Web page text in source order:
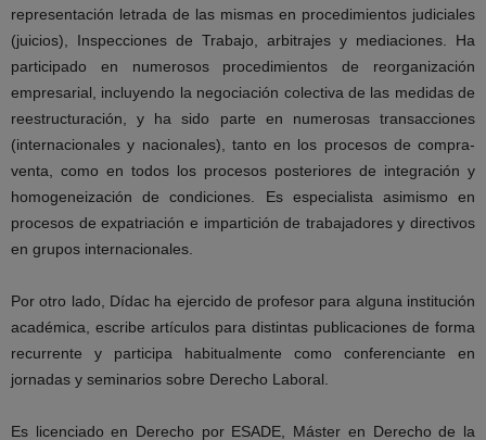
representación letrada de las mismas en procedimientos judiciales
(juicios), Inspecciones de Trabajo, arbitrajes y mediaciones. Ha
participado en numerosos procedimientos de reorganización
empresarial, incluyendo la negociación colectiva de las medidas de
reestructuración, y ha sido parte en numerosas transacciones
(internacionales y nacionales), tanto en los procesos de compra-
venta, como en todos los procesos posteriores de integración y
homogeneización de condiciones. Es especialista asimismo en
procesos de expatriación e impartición de trabajadores y directivos
en grupos internacionales.
Por otro lado, Dídac ha ejercido de profesor para alguna institución
académica, escribe artículos para distintas publicaciones de forma
recurrente y participa habitualmente como conferenciante en
jornadas y seminarios sobre Derecho Laboral.
Es licenciado en Derecho por ESADE, Máster en Derecho de la